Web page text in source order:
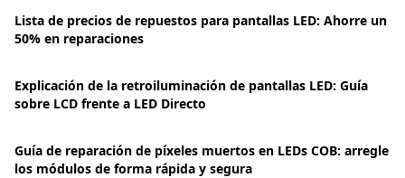
Lista de precios de repuestos para pantallas LED: Ahorre un
50% en reparaciones
Explicación de la retroiluminación de pantallas LED: Guía
sobre LCD frente a LED Directo
Guía de reparación de píxeles muertos en LEDs COB: arregle
los módulos de forma rápida y segura